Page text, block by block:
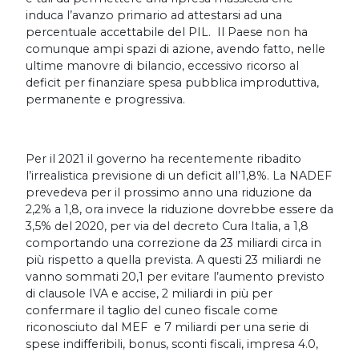
induca l’avanzo primario ad attestarsi ad una
percentuale accettabile del PIL. Il Paese non ha
comunque ampi spazi di azione, avendo fatto, nelle
ultime manovre di bilancio, eccessivo ricorso al
deficit per finanziare spesa pubblica improduttiva,
permanente e progressiva.
Per il 2021 il governo ha recentemente ribadito
l’irrealistica previsione di un deficit all’1,8%. La NADEF
prevedeva per il prossimo anno una riduzione da
2,2% a 1,8, ora invece la riduzione dovrebbe essere da
3,5% del 2020, per via del decreto Cura Italia, a 1,8
comportando una correzione da 23 miliardi circa in
più rispetto a quella prevista. A questi 23 miliardi ne
vanno sommati 20,1 per evitare l’aumento previsto
di clausole IVA e accise, 2 miliardi in più per
confermare il taglio del cuneo fiscale come
riconosciuto dal MEF e 7 miliardi per una serie di
spese indifferibili, bonus, sconti fiscali, impresa 4.0,